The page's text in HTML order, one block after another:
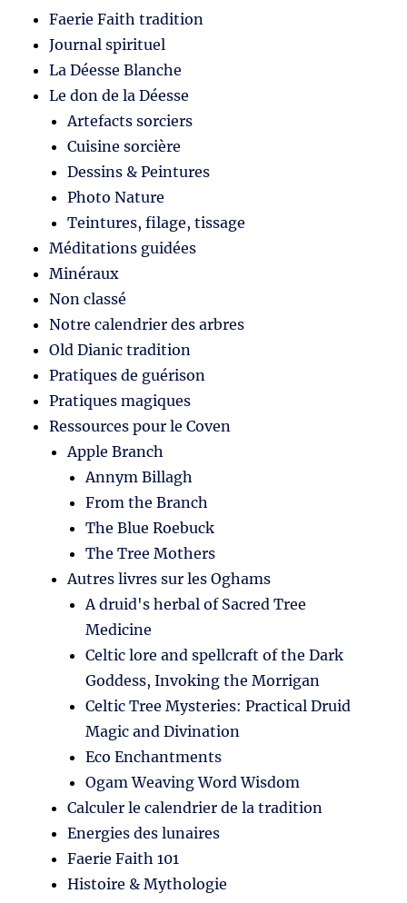
Faerie Faith tradition
Journal spirituel
La Déesse Blanche
Le don de la Déesse
Artefacts sorciers
Cuisine sorcière
Dessins & Peintures
Photo Nature
Teintures, filage, tissage
Méditations guidées
Minéraux
Non classé
Notre calendrier des arbres
Old Dianic tradition
Pratiques de guérison
Pratiques magiques
Ressources pour le Coven
Apple Branch
Annym Billagh
From the Branch
The Blue Roebuck
The Tree Mothers
Autres livres sur les Oghams
A druid's herbal of Sacred Tree
Medicine
Celtic lore and spellcraft of the Dark
Goddess, Invoking the Morrigan
Celtic Tree Mysteries: Practical Druid
Magic and Divination
Eco Enchantments
Ogam Weaving Word Wisdom
Calculer le calendrier de la tradition
Energies des lunaires
Faerie Faith 101
Histoire & Mythologie